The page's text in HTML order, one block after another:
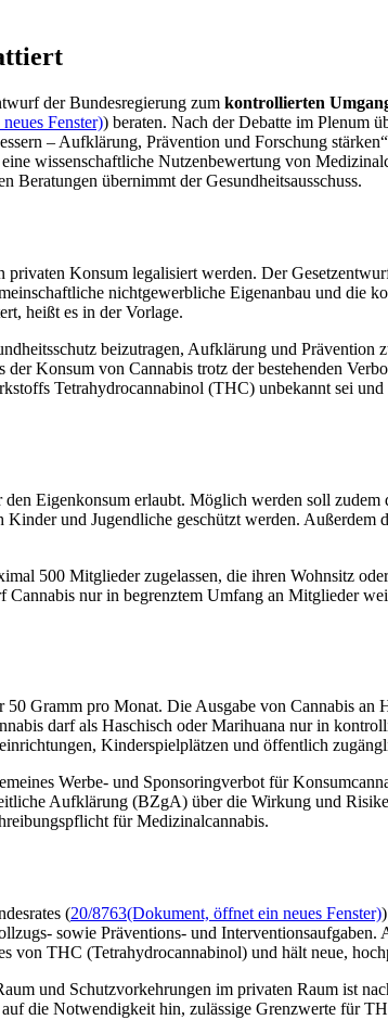
der Bundesregierung zum kontrollierten
Fenster)) beraten. Nach der Debatte im Plenum
– Aufklärung, Prävention und Forschung
wissenschaftliche Nutzenbewertung von
Beratungen übernimmt der Gesundheitsausschuss.
Konsum legalisiert werden. Der
nichtgewerbliche Eigenanbau und die
heißt es in der Vorlage.
beizutragen, Aufklärung und
Konsum von Cannabis trotz der bestehenden
Tetrahydrocannabinol (THC) unbekannt sei
Eigenkonsum erlaubt. Möglich werden soll
und Jugendliche geschützt werden.
500 Mitglieder zugelassen, die ihren Wohnsitz
nur in begrenztem Umfang an Mitglieder
Gramm pro Monat. Die Ausgabe von Cannabis an
darf als Haschisch oder Marihuana nur in
Kinderspielplätzen und öffentlich
Werbe- und Sponsoringverbot für
Aufklärung (BZgA) über die Wirkung und
für Medizinalcannabis.
(20/8763(Dokument, öffnet ein neues Fenster)
sowie Präventions- und
von THC (Tetrahydrocannabinol) und hält neue,
und Schutzvorkehrungen im privaten Raum ist
die Notwendigkeit hin, zulässige Grenzwerte für